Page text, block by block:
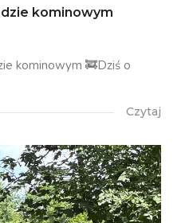
kominowym
kominowym 🚒Dziś o
Czytaj